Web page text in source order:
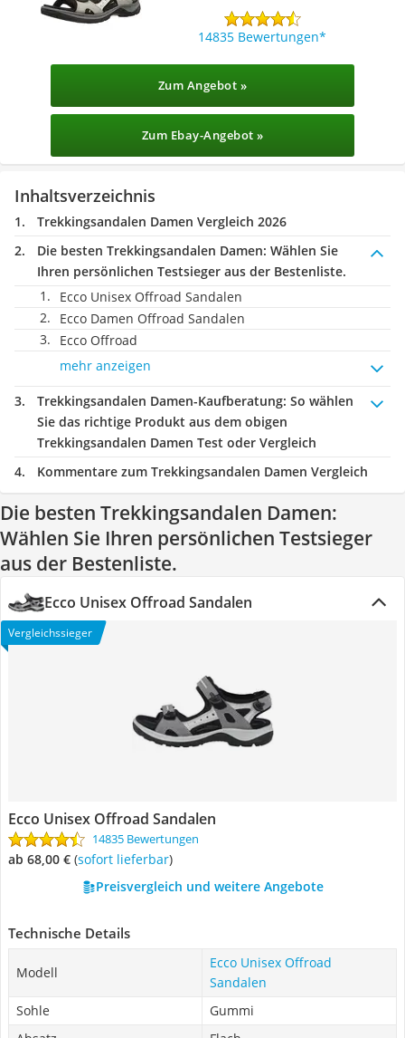
14835 Bewertungen
Zum Angebot »
Zum Ebay-Angebot »
Inhaltsverzeichnis
Trekkingsandalen Damen Vergleich 2026
Die besten Trekkingsandalen Damen: Wählen Sie
Ihren persönlichen Testsieger aus der Bestenliste.
Ecco Unisex Offroad Sandalen
Ecco Damen Offroad Sandalen
Ecco Offroad
mehr anzeigen
Trekkingsandalen Damen-Kaufberatung: So wählen
Sie das richtige Produkt aus dem obigen
Trekkingsandalen Damen Test oder Vergleich
Kommentare zum Trekkingsandalen Damen Vergleich
Die besten Trekkingsandalen Damen:
Wählen Sie Ihren persönlichen Testsieger
aus der Bestenliste.
Ecco Unisex Offroad Sandalen
Vergleichssieger
Ecco Unisex Offroad Sandalen
14835 Bewertungen
ab 68,00 € ( Sofort lieferbar)
Preisvergleich und weitere Angebote
Technische Details
Modell
Ecco Unisex Offroad
Sandalen
Sohle
Gummi